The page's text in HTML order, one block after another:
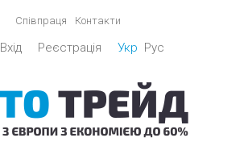
Співпраця Контакти
Вхід Реєстрація Укр Рус